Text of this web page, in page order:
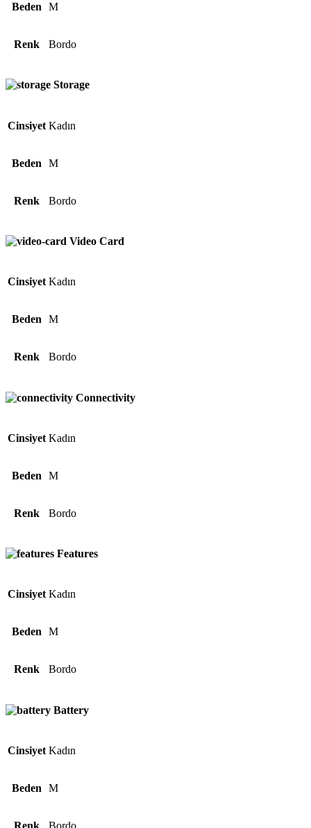
Beden M
Renk Bordo
Storage
Cinsiyet Kadın
Beden M
Renk Bordo
Video Card
Cinsiyet Kadın
Beden M
Renk Bordo
Connectivity
Cinsiyet Kadın
Beden M
Renk Bordo
Features
Cinsiyet Kadın
Beden M
Renk Bordo
Battery
Cinsiyet Kadın
Beden M
Renk Bordo